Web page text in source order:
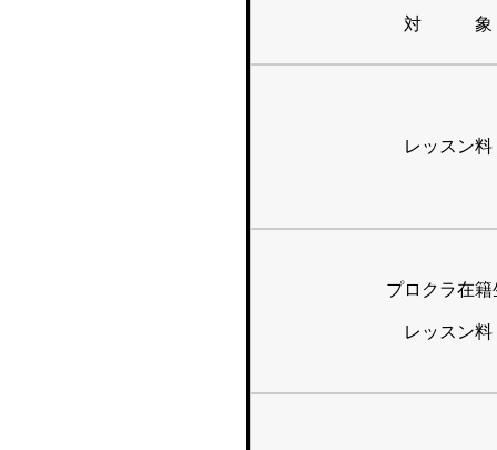
対 象
レッスン料
プロクラ在籍
レッスン料